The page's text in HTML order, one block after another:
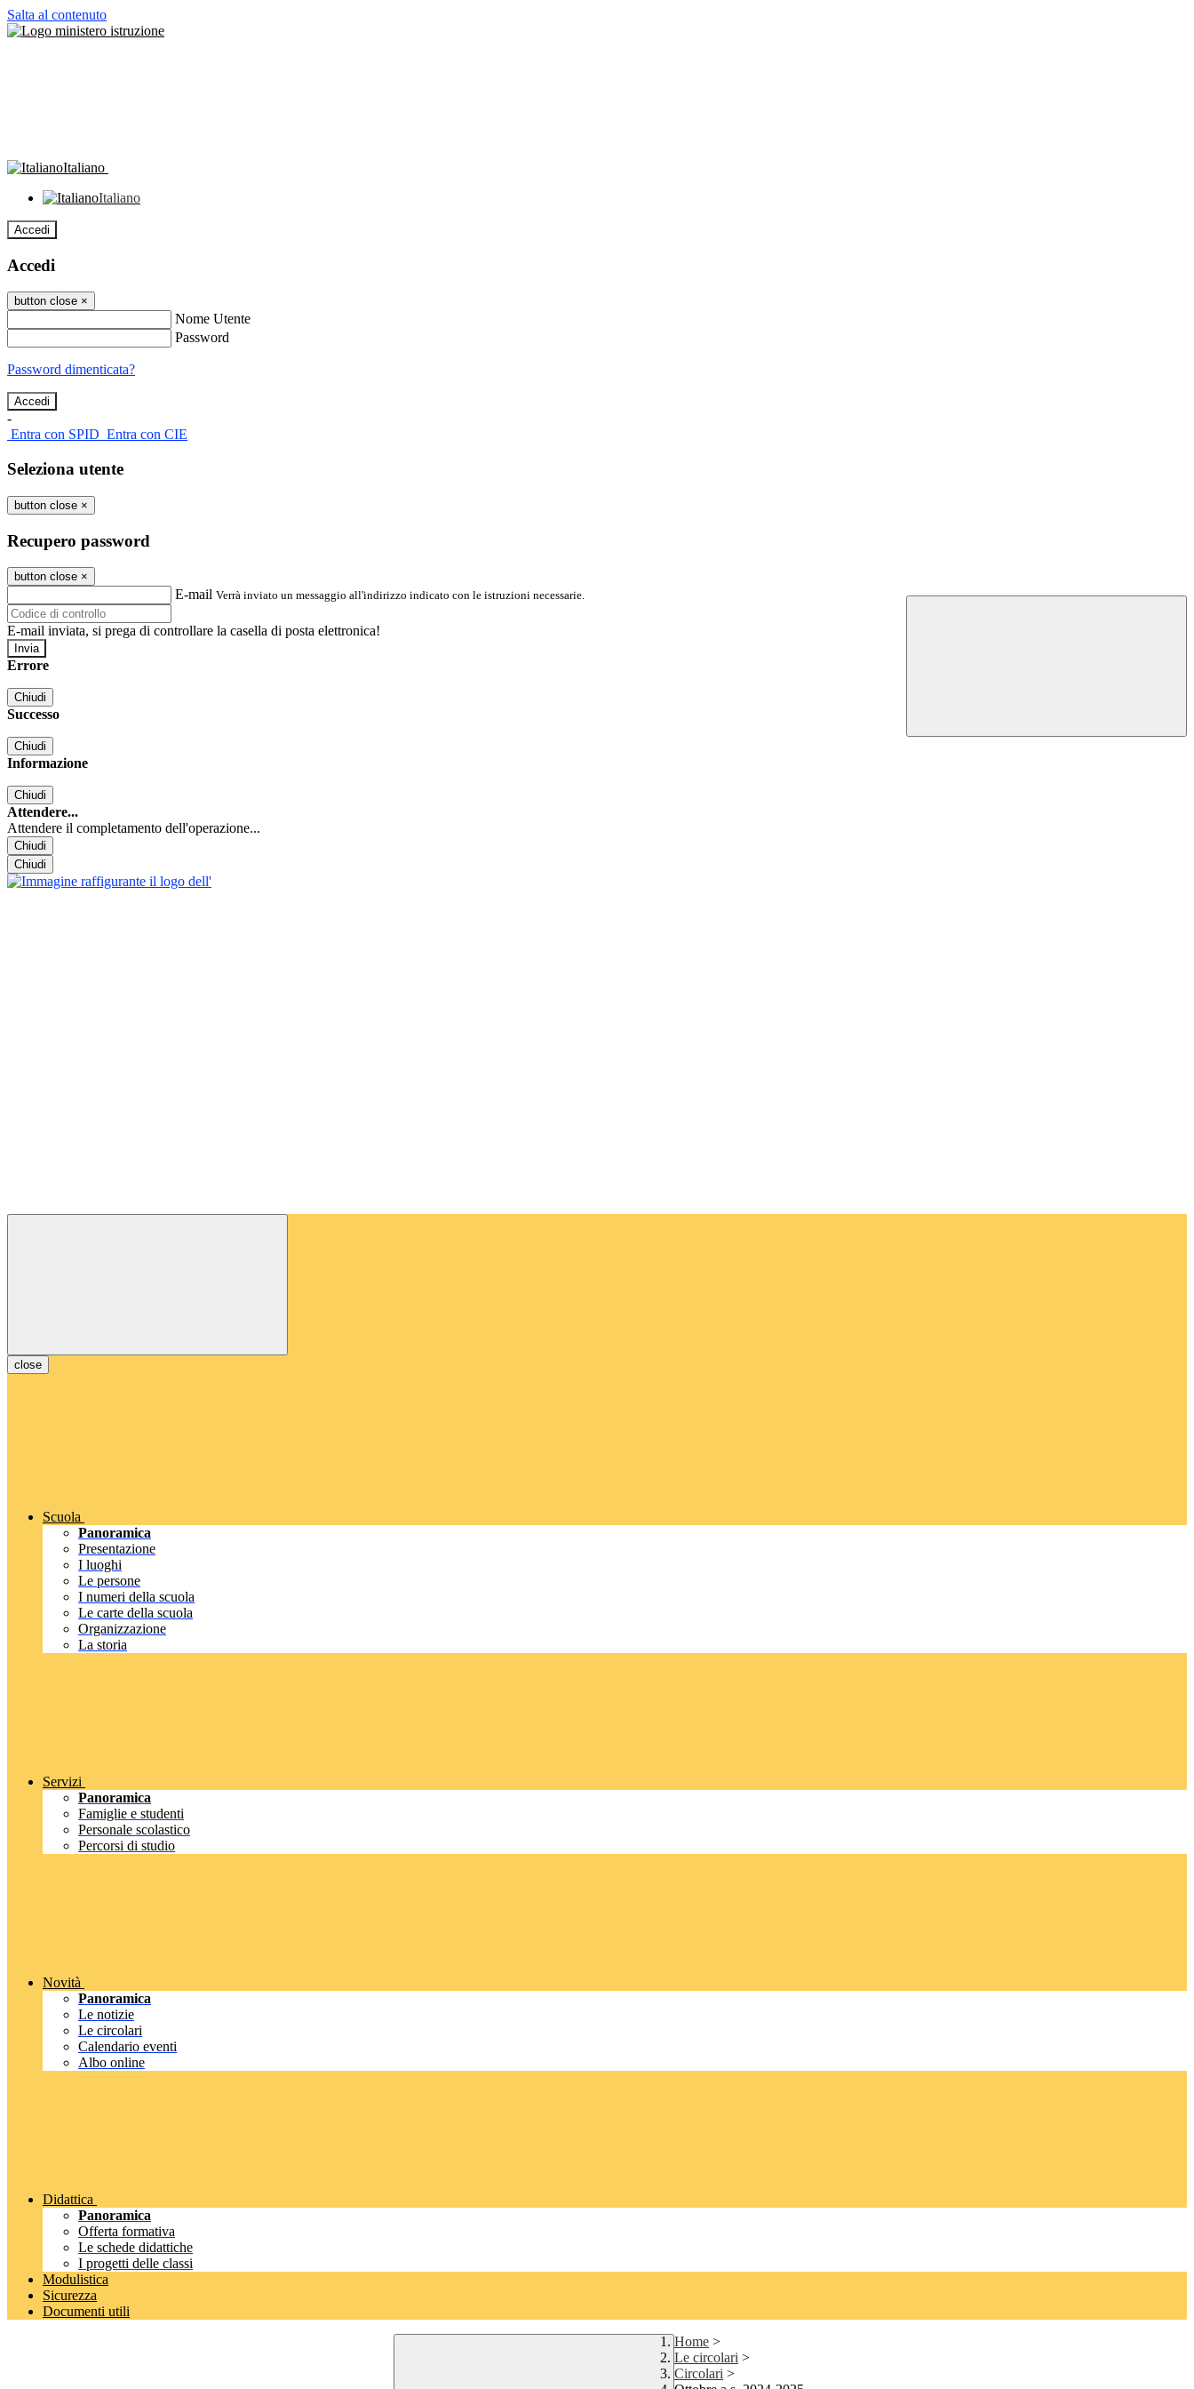
Salta al contenuto
Italiano
Italiano
Accedi
Accedi
button close ×
Nome Utente
Password
Password dimenticata?
-
Entra con SPID Entra con CIE
Seleziona utente
button close ×
Recupero password
button close ×
E-mail Verrà inviato un messaggio all'indirizzo indicato con le istruzioni necessarie.
E-mail inviata, si prega di controllare la casella di posta elettronica!
Errore
Chiudi
Successo
Chiudi
Informazione
Chiudi
Attendere...
Attendere il completamento dell'operazione...
Chiudi
Chiudi
close
Scuola
Panoramica
Presentazione
I luoghi
Le persone
I numeri della scuola
Le carte della scuola
Organizzazione
La storia
Servizi
Panoramica
Famiglie e studenti
Personale scolastico
Percorsi di studio
Novità
Panoramica
Le notizie
Le circolari
Calendario eventi
Albo online
Didattica
Panoramica
Offerta formativa
Le schede didattiche
I progetti delle classi
Modulistica
Sicurezza
Documenti utili
Home >
Le circolari >
Circolari >